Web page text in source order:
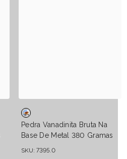
Pedra Vanadinita Bruta Na
Base De Metal 380 Gramas
SKU: 7395.0